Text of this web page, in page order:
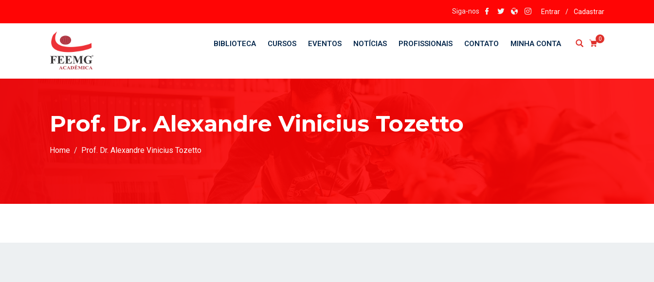
Siga-nos Entrar / Cadastrar
0
BIBLIOTECA CURSOS EVENTOS NOTÍCIAS PROFISSIONAIS CONTATO MINHA CONTA
Prof. Dr. Alexandre Vinicius Tozetto
Home Prof. Dr. Alexandre Vinicius Tozetto